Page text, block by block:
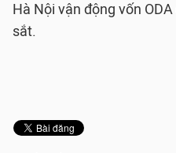
Hà Nội vận động vốn
sắt.